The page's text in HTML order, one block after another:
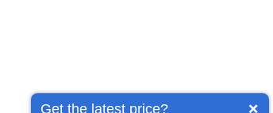
Get the latest price?